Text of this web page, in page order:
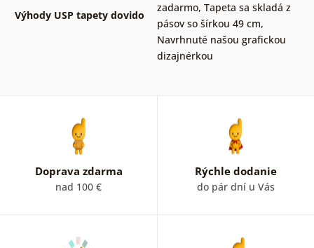
Výhody USP tapety dovido
zadarmo, Tapeta sa skladá z
pásov so šírkou 49 cm,
Navrhnuté našou grafickou
dizajnérkou
Doprava zdarma
nad 100 €
Rýchle dodanie
do pár dní u Vás